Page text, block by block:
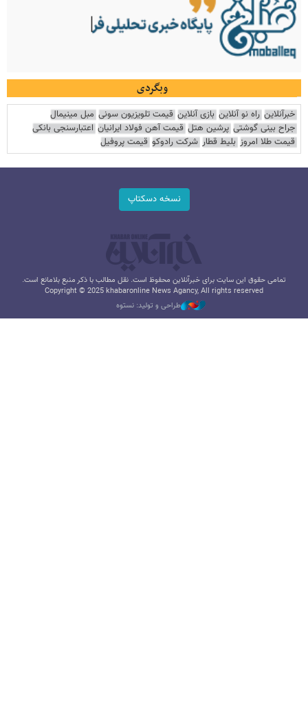
وبگردی
خبرآنلاین راه نو آنلاین بازی آنلاین قیمت تلویزیون سونی مبل مینیمال
جراح بینی گوشتی پرشین هتل قیمت آهن فولاد ایرانیان اعتبارسنجی بانکی
قیمت طلا امروز بلیط قطار شرکت رادوکو قیمت پروفیل
نسخه دسکتاپ
تمامی حقوق این سایت برای خبرآنلاین محفوظ است. نقل مطالب با ذکر منبع بلامانع است.
Copyright © 2025 khabaronline News Agancy, All rights reserved
طراحی و تولید: نستوه